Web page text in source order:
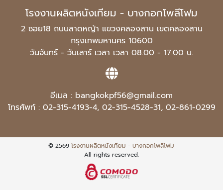
โรงงานผลิตหนังเทียม - บางกอกโพลีโฟม
2 ซอย18 ถนนลาดหญ้า แขวงคลองสาน เขตคลองสาน
กรุงเทพมหานคร 10600
วันจันทร์ - วันเสาร์ เวลา เวลา 08.00 - 17.00 น.
อีเมล : bangkokpf56@gmail.com
โทรศัพท์ : 02-315-4193-4, 02-315-4528-31, 02-861-0299
© 2569โรงงานผลิตหนังเทียม - บางกอกโพลีโฟม
All rights reserved.